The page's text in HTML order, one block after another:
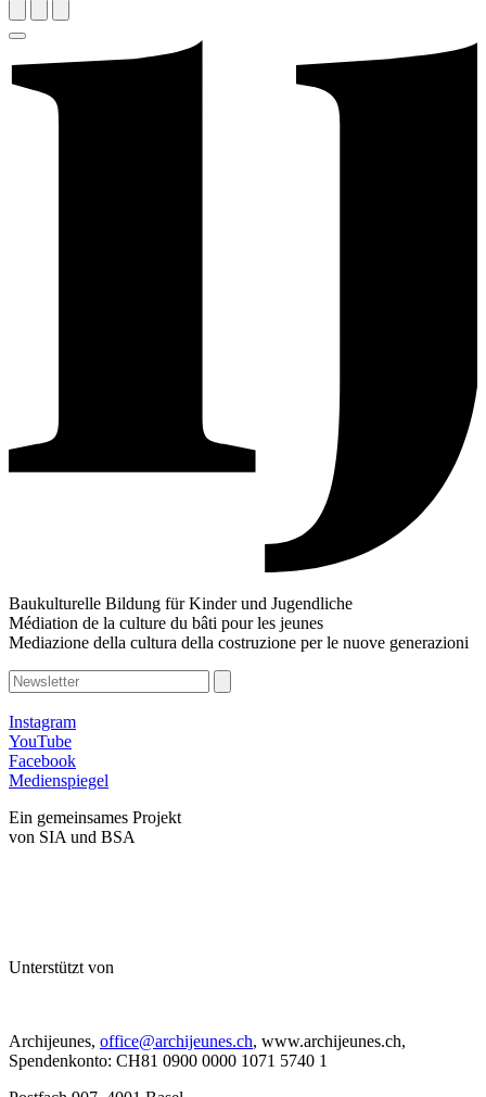
Baukulturelle Bildung für Kinder und Jugendliche
Médiation de la culture du bâti pour les jeunes
Mediazione della cultura della costruzione per le nuove generazioni
Instagram
YouTube
Facebook
Medienspiegel
Ein gemeinsames Projekt
von SIA und BSA
Unterstützt von
Archijeunes, office@archijeunes.ch, www.archijeunes.ch,
Spendenkonto: CH81 0900 0000 1071 5740 1